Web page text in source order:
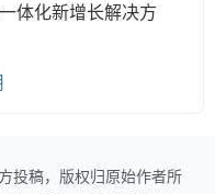
体化新增长解决方
投稿，版权归原始作者所